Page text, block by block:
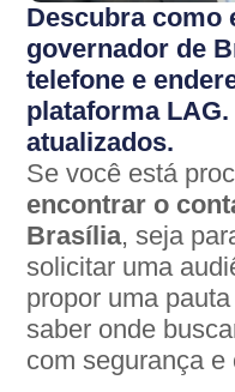
Descubra como
governador de
telefone e
plataforma
atualizados.
Se você está
encontrar o
Brasília, seja
solicitar uma
propor uma
saber onde
com segurança e